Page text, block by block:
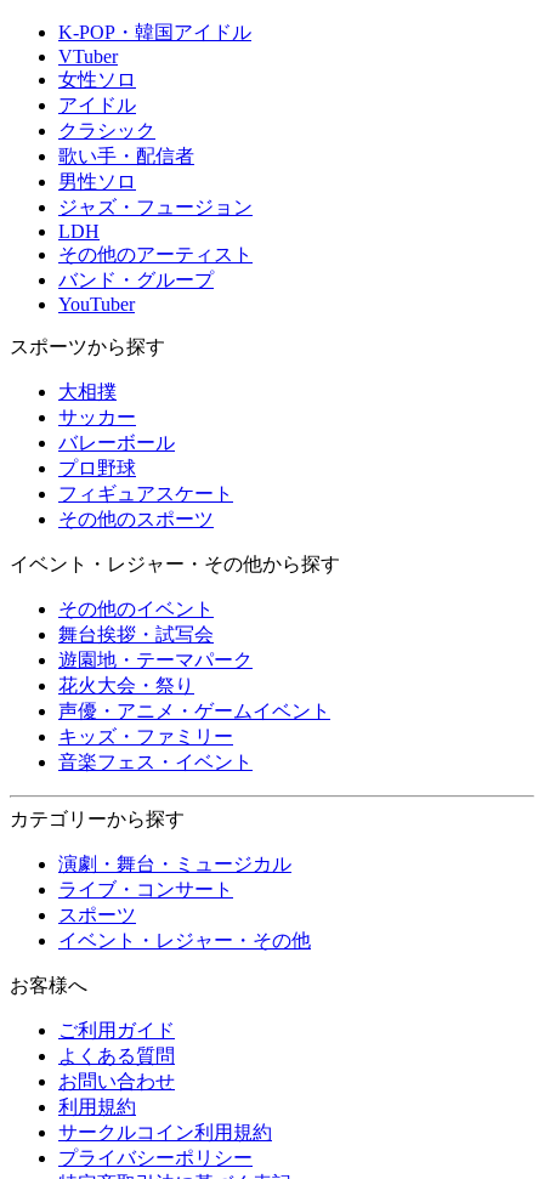
K-POP・韓国アイドル
VTuber
女性ソロ
アイドル
クラシック
歌い手・配信者
男性ソロ
ジャズ・フュージョン
LDH
その他のアーティスト
バンド・グループ
YouTuber
スポーツから探す
大相撲
サッカー
バレーボール
プロ野球
フィギュアスケート
その他のスポーツ
イベント・レジャー・その他から探す
その他のイベント
舞台挨拶・試写会
遊園地・テーマパーク
花火大会・祭り
声優・アニメ・ゲームイベント
キッズ・ファミリー
音楽フェス・イベント
カテゴリーから探す
演劇・舞台・ミュージカル
ライブ・コンサート
スポーツ
イベント・レジャー・その他
お客様へ
ご利用ガイド
よくある質問
お問い合わせ
利用規約
サークルコイン利用規約
プライバシーポリシー